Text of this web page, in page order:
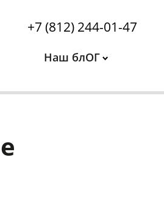
+7 (812) 244-01-47
Наш блОГ